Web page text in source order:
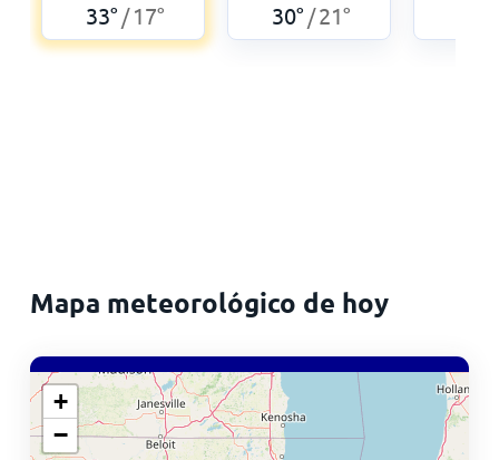
33° /17° 30° /21°
Mapa meteorológico de hoy
+
−